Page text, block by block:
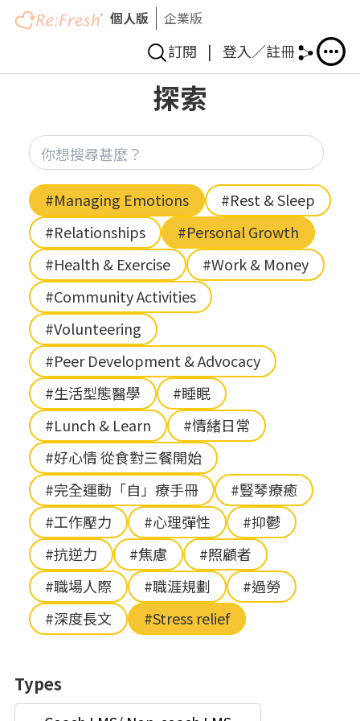
Skip
content
個人版 企業版
訂閱 | 登入／註冊
探索
Hashtag
#Managing Emotions
#Rest & Sleep
#Relationships
#Personal Growth
#Health & Exercise
#Work & Money
#Community Activities
#Volunteering
#Peer Development & Advocacy
#生活型態醫學
#睡眠
#Lunch & Learn
#情緒日常
#好心情 從食對三餐開始
#完全運動「自」療手冊
#豎琴療癒
#工作壓力
#心理彈性
#抑鬱
#抗逆力
#焦慮
#照顧者
#職場人際
#職涯規劃
#過勞
#深度長文
#Stress relief
Types